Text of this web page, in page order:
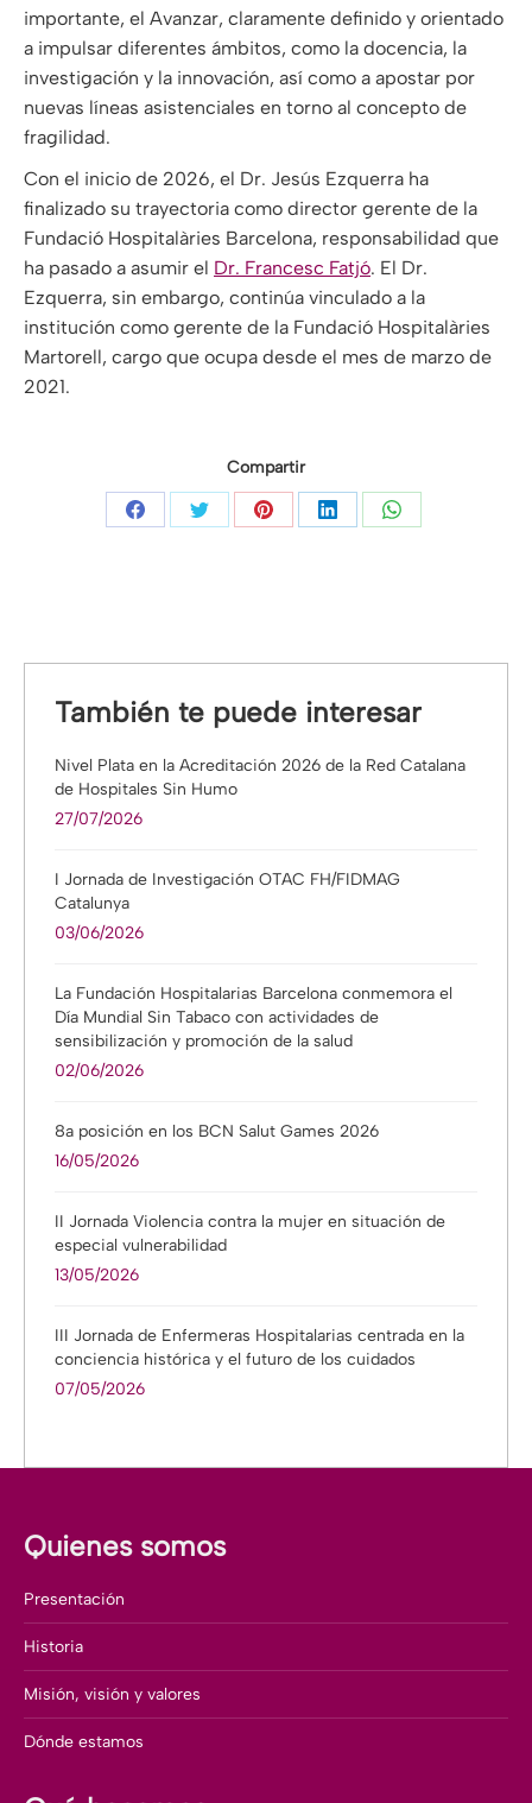
importante, el Avanzar, claramente definido y orientado
a impulsar diferentes ámbitos, como la docencia, la
investigación y la innovación, así como a apostar por
nuevas líneas asistenciales en torno al concepto de
fragilidad.
Con el inicio de 2026, el Dr. Jesús Ezquerra ha
finalizado su trayectoria como director gerente de la
Fundació Hospitalàries Barcelona, responsabilidad que
ha pasado a asumir el Dr. Francesc Fatjó. El Dr.
Ezquerra, sin embargo, continúa vinculado a la
institución como gerente de la Fundació Hospitalàries
Martorell, cargo que ocupa desde el mes de marzo de
2021.
Compartir
CompartirCompartirCompartirCompartirCompartir
También te puede interesar
Nivel Plata en la Acreditación 2026 de la Red Catalana
de Hospitales Sin Humo
27/07/2026
I Jornada de Investigación OTAC FH/FIDMAG
Catalunya
03/06/2026
La Fundación Hospitalarias Barcelona conmemora el
Día Mundial Sin Tabaco con actividades de
sensibilización y promoción de la salud
02/06/2026
8a posición en los BCN Salut Games 2026
16/05/2026
II Jornada Violencia contra la mujer en situación de
especial vulnerabilidad
13/05/2026
III Jornada de Enfermeras Hospitalarias centrada en la
conciencia histórica y el futuro de los cuidados
07/05/2026
Quienes somos
Presentación
Historia
Misión, visión y valores
Dónde estamos